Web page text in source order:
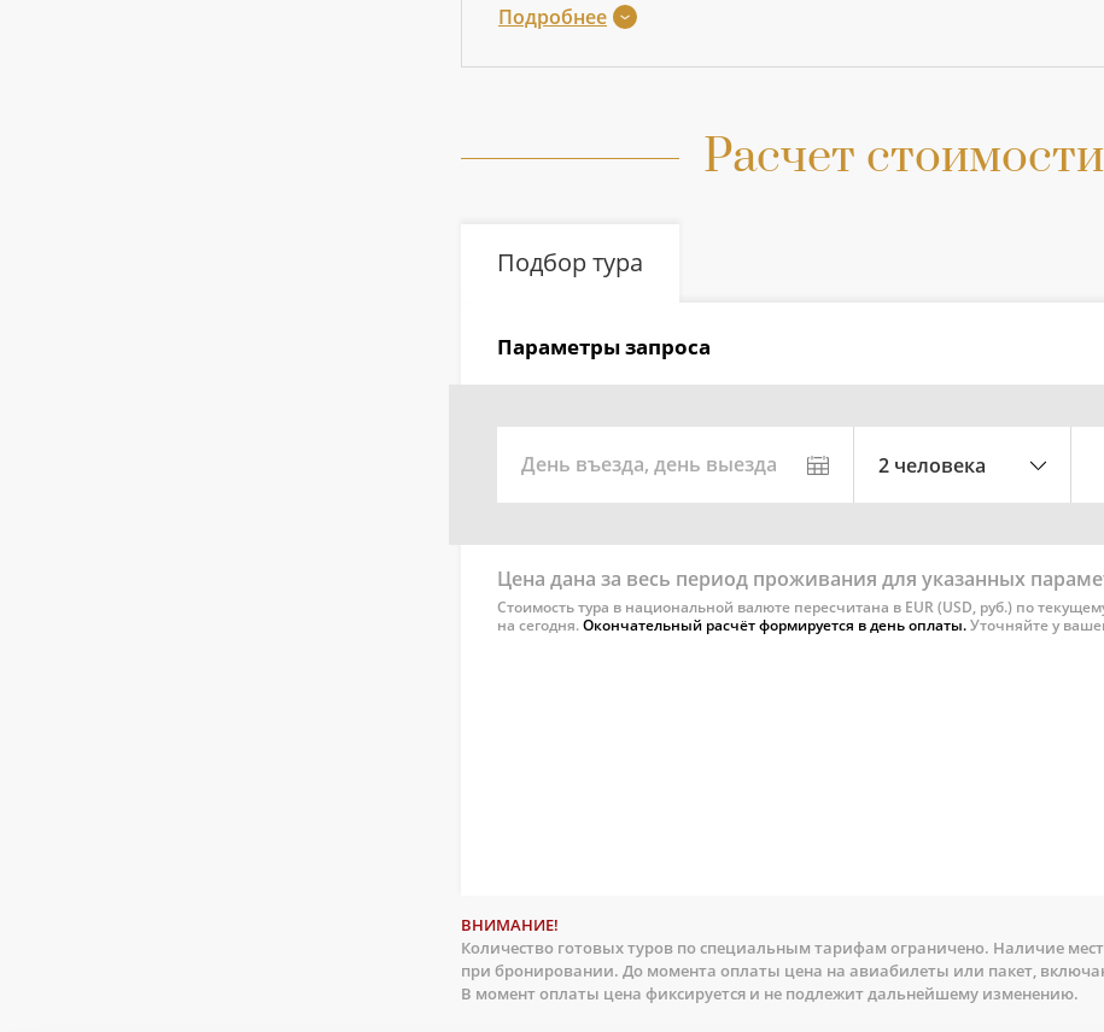
Подробнее
Расчет
Подбор тура
Параметры запроса
День въезда, день выезда 2 человека
Цена дана за весь период проживания для указанных
Стоимость тура в национальной валюте пересчитана в EUR (USD, руб.) по
на сегодня.Окончательный расчёт формируется в день оплаты.Уточняйте у
ВНИМАНИЕ!
Количество готовых туров по специальным тарифам ограничено. Наличие
при бронировании. До момента оплаты цена на авиабилеты или пакет,
В момент оплаты цена фиксируется и не подлежит дальнейшему изменению.